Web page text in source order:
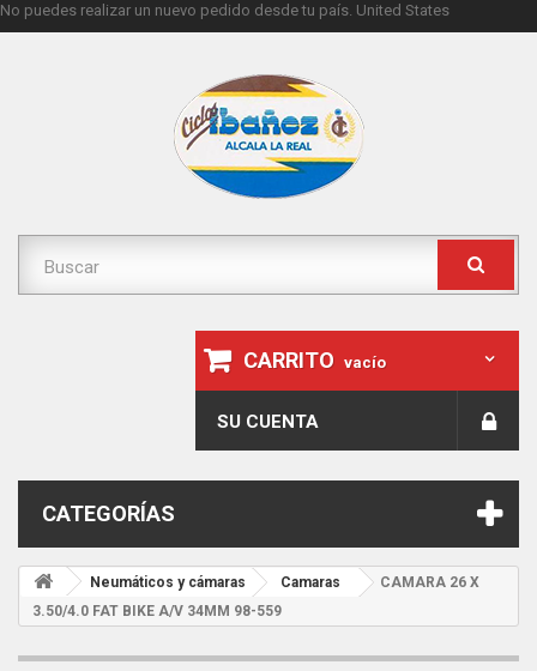
No puedes realizar un nuevo pedido desde tu país. United States
CARRITO vacío
SU CUENTA
CATEGORÍAS
Neumáticos y cámaras Camaras
CAMARA 26 X
3.50/4.0 FAT BIKE A/V 34MM 98-559